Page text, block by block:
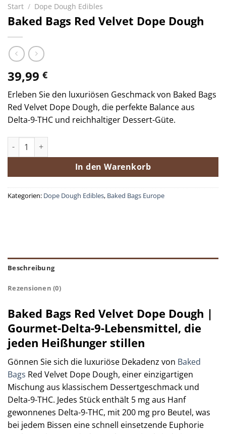
Start / Dope Dough Edibles
Baked Bags Red Velvet Dope Dough
39,99 €
Erleben Sie den luxuriösen Geschmack von Baked Bags
Red Velvet Dope Dough, die perfekte Balance aus
Delta-9-THC und reichhaltiger Dessert-Güte.
Baked Bags Red Velvet Dope Dough Menge
In den Warenkorb
Kategorien: Dope Dough Edibles, Baked Bags Europe
Beschreibung
Rezensionen (0)
Baked Bags Red Velvet Dope Dough |
Gourmet-Delta-9-Lebensmittel, die
jeden Heißhunger stillen
Gönnen Sie sich die luxuriöse Dekadenz von Baked
Bags Red Velvet Dope Dough, einer einzigartigen
Mischung aus klassischem Dessertgeschmack und
Delta-9-THC. Jedes Stück enthält 5 mg aus Hanf
gewonnenes Delta-9-THC, mit 200 mg pro Beutel, was
bei jedem Bissen eine schnell einsetzende Euphorie